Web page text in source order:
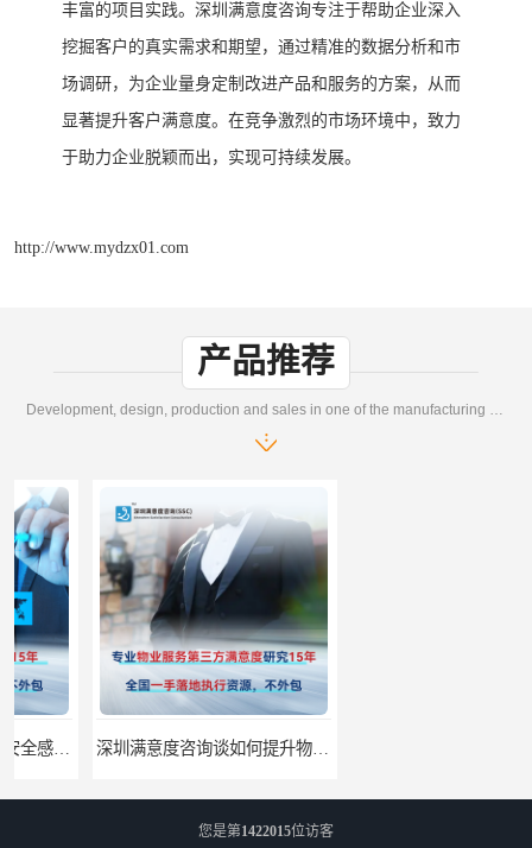
丰富的项目实践。 深圳满意度咨询专注于帮助企业深入
挖掘客户的真实需求和期望，通过精准的数据分析和市
场调研，为企业量身定制改进产品和服务的方案，从而
显著提升客户满意度。在竞争激烈的市场环境中，致力
于助力企业脱颖而出，实现可持续发展。
http://www.mydzx01.com
产品推荐
深圳满意度咨询谈如何提升物业满意度
您是第1422015位访客